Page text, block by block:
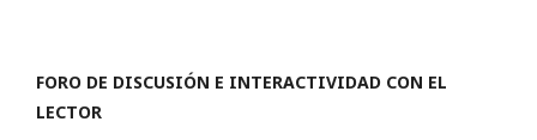
FORO DE DISCUSIÓN E INTERACTIVIDAD CON EL
LECTOR